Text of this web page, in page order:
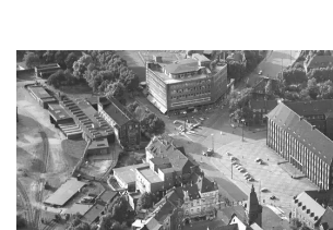
M
u
s
e
u